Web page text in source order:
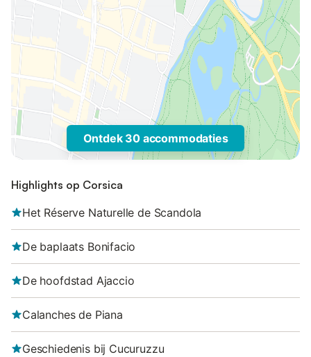
Ontdek 30 accommodaties
Highlights op Corsica
Het Réserve Naturelle de Scandola
De baplaats Bonifacio
De hoofdstad Ajaccio
Calanches de Piana
Geschiedenis bij Cucuruzzu